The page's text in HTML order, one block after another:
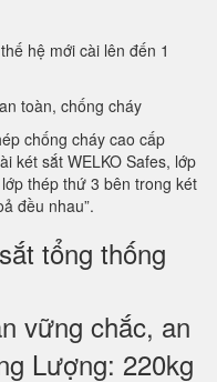
hệ mới cài lên đến 1
toàn, chống cháy
chống cháy cao cấp
két sắt WELKO Safes, lớp
thép thứ 3 bên trong két
đều nhau”.
tổng thống
vững chắc, an
Lượng: 220kg